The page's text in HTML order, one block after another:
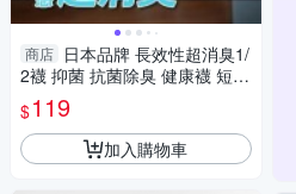
商店 日本品牌 長效性超消臭1/
2襪 抑菌 抗菌除臭 健康襪 短襪
男襪 襪 襪子【愛買】
$119
加入購物車